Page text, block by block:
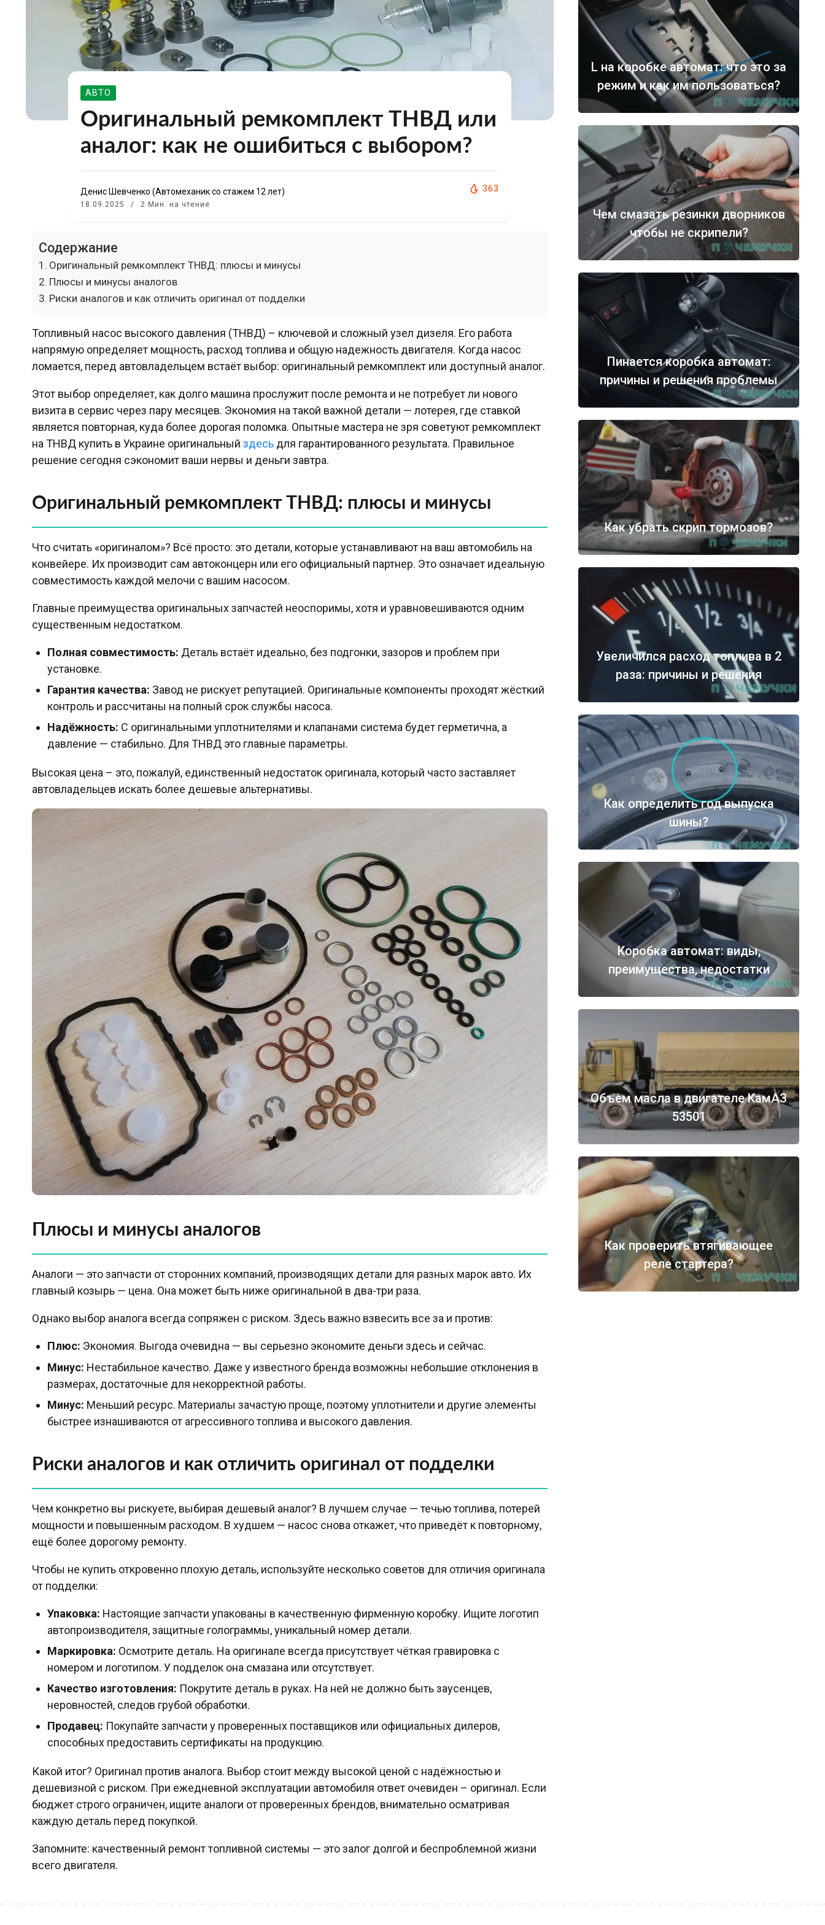
АВТО
Оригинальный ремкомплект ТНВД или
аналог: как не ошибиться с выбором?
Денис Шевченко (Автомеханик со стажем 12 лет)
18.09.2025 2 Мин. на чтение
363
Содержание
Оригинальный ремкомплект ТНВД: плюсы и минусы
Плюсы и минусы аналогов
Риски аналогов и как отличить оригинал от подделки
Топливный насос высокого давления (ТНВД) – ключевой и сложный узел дизеля. Его работа
напрямую определяет мощность, расход топлива и общую надежность двигателя. Когда насос
ломается, перед автовладельцем встаёт выбор: оригинальный ремкомплект или доступный аналог.
Этот выбор определяет, как долго машина прослужит после ремонта и не потребует ли нового
визита в сервис через пару месяцев. Экономия на такой важной детали — лотерея, где ставкой
является повторная, куда более дорогая поломка. Опытные мастера не зря советуют ремкомплект
на ТНВД купить в Украине оригинальный здесь для гарантированного результата. Правильное
решение сегодня сэкономит ваши нервы и деньги завтра.
Оригинальный ремкомплект ТНВД: плюсы и минусы
Что считать «оригиналом»? Всё просто: это детали, которые устанавливают на ваш автомобиль на
конвейере. Их производит сам автоконцерн или его официальный партнер. Это означает идеальную
совместимость каждой мелочи с вашим насосом.
Главные преимущества оригинальных запчастей неоспоримы, хотя и уравновешиваются одним
существенным недостатком.
Полная совместимость: Деталь встаёт идеально, без подгонки, зазоров и проблем при
установке.
Гарантия качества: Завод не рискует репутацией. Оригинальные компоненты проходят жёсткий
контроль и рассчитаны на полный срок службы насоса.
Надёжность: С оригинальными уплотнителями и клапанами система будет герметична, а
давление — стабильно. Для ТНВД это главные параметры.
Высокая цена – это, пожалуй, единственный недостаток оригинала, который часто заставляет
автовладельцев искать более дешевые альтернативы.
Плюсы и минусы аналогов
Аналоги — это запчасти от сторонних компаний, производящих детали для разных марок авто. Их
главный козырь — цена. Она может быть ниже оригинальной в два-три раза.
Однако выбор аналога всегда сопряжен с риском. Здесь важно взвесить все за и против:
Плюс: Экономия. Выгода очевидна — вы серьезно экономите деньги здесь и сейчас.
Минус: Нестабильное качество. Даже у известного бренда возможны небольшие отклонения в
размерах, достаточные для некорректной работы.
Минус: Меньший ресурс. Материалы зачастую проще, поэтому уплотнители и другие элементы
быстрее изнашиваются от агрессивного топлива и высокого давления.
Риски аналогов и как отличить оригинал от подделки
Чем конкретно вы рискуете, выбирая дешевый аналог? В лучшем случае — течью топлива, потерей
мощности и повышенным расходом. В худшем — насос снова откажет, что приведёт к повторному,
ещё более дорогому ремонту.
Чтобы не купить откровенно плохую деталь, используйте несколько советов для отличия оригинала
от подделки:
Упаковка: Настоящие запчасти упакованы в качественную фирменную коробку. Ищите логотип
автопроизводителя, защитные голограммы, уникальный номер детали.
Маркировка: Осмотрите деталь. На оригинале всегда присутствует чёткая гравировка с
номером и логотипом. У подделок она смазана или отсутствует.
Качество изготовления: Покрутите деталь в руках. На ней не должно быть заусенцев,
неровностей, следов грубой обработки.
Продавец: Покупайте запчасти у проверенных поставщиков или официальных дилеров,
способных предоставить сертификаты на продукцию.
Какой итог? Оригинал против аналога. Выбор стоит между высокой ценой с надёжностью и
дешевизной с риском. При ежедневной эксплуатации автомобиля ответ очевиден – оригинал. Если
бюджет строго ограничен, ищите аналоги от проверенных брендов, внимательно осматривая
каждую деталь перед покупкой.
Запомните: качественный ремонт топливной системы — это залог долгой и беспроблемной жизни
всего двигателя.
L на коробке автомат: что это за
режим и как им пользоваться?
Чем смазать резинки дворников
чтобы не скрипели?
Пинается коробка автомат:
причины и решения проблемы
Как убрать скрип тормозов?
Увеличился расход топлива в 2
раза: причины и решения
Как определить год выпуска
шины?
Коробка автомат: виды,
преимущества, недостатки
Объем масла в двигателе КамАЗ
53501
Как проверить втягивающее
реле стартера?